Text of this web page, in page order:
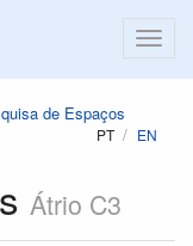
de Espaços
PT EN
Átrio C3